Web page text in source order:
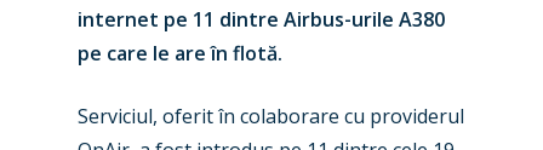
internet pe 11 dintre Airbus-urile A380
pe care le are în flotă.
Serviciul, oferit în colaborare cu providerul